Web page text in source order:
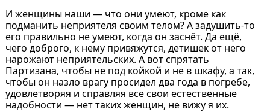
И женщины наши — что они умеют, кроме как
подманить неприятеля своим телом? А задушить-то
его правильно не умеют, когда он заснёт. Да ещё,
чего доброго, к нему привяжутся, детишек от него
нарожают неприятельских. А вот спрятать
Партизана, чтобы не под койкой и не в шкафу, а так,
чтобы он назло врагу просидел два года в погребе,
удовлетворяя и справляя все свои естественные
надобности — нет таких женщин, не вижу я их.